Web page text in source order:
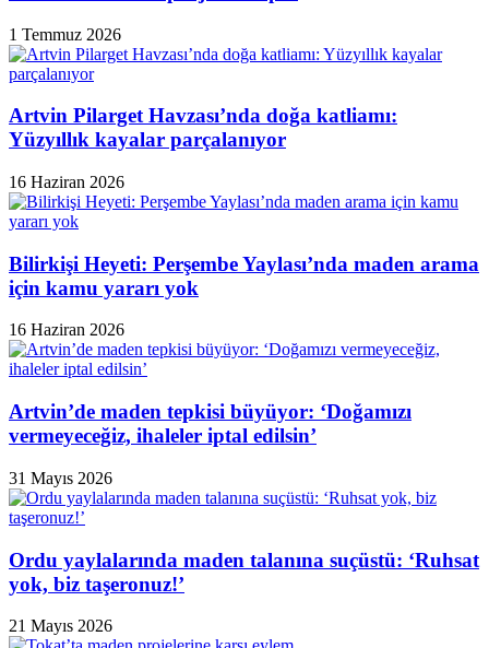
1 Temmuz 2026
Artvin Pilarget Havzası’nda doğa katliamı:
Yüzyıllık kayalar parçalanıyor
16 Haziran 2026
Bilirkişi Heyeti: Perşembe Yaylası’nda maden arama
için kamu yararı yok
16 Haziran 2026
Artvin’de maden tepkisi büyüyor: ‘Doğamızı
vermeyeceğiz, ihaleler iptal edilsin’
31 Mayıs 2026
Ordu yaylalarında maden talanına suçüstü: ‘Ruhsat
yok, biz taşeronuz!’
21 Mayıs 2026